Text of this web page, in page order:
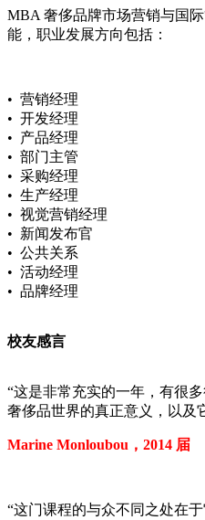
MBA 奢侈品牌市场营销与国
能，职业发展方向包括：
• 营销经理
• 开发经理
• 产品经理
• 部门主管
• 采购经理
• 生产经理
• 视觉营销经理
• 新闻发布官
• 公共关系
• 活动经理
• 品牌经理
校友感言
“这是非常充实的一年，有很
奢侈品世界的真正意义，以及
Marine Monloubou，2014 届
“这门课程的与众不同之处在